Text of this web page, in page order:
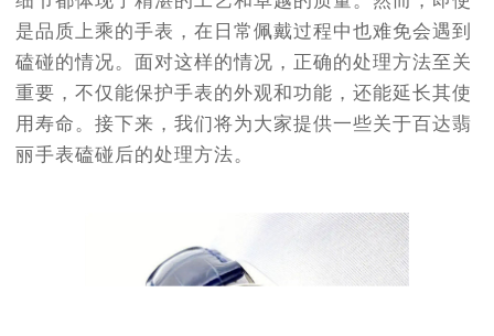
是品质上乘的手表，在日常佩戴过程中也难免会遇到
磕碰的情况。面对这样的情况，正确的处理方法至关
重要，不仅能保护手表的外观和功能，还能延长其使
用寿命。接下来，我们将为大家提供一些关于百达翡
丽手表磕碰后的处理方法。